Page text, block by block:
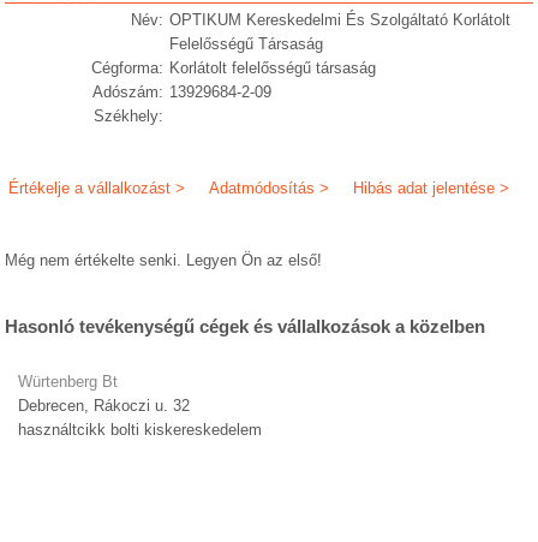
Név: OPTIKUM Kereskedelmi És Szolgáltató Korlátolt
Felelősségű Társaság
Cégforma: Korlátolt felelősségű társaság
Adószám: 13929684-2-09
Székhely:
Hibás adat jelentése >
Adatmódosítás >
Értékelje a vállalkozást >
Még nem értékelte senki. Legyen Ön az első!
Hasonló tevékenységű cégek és vállalkozások a közelben
Würtenberg Bt
Debrecen, Rákoczi u. 32
használtcikk bolti kiskereskedelem